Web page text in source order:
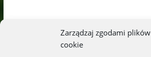
Zarządzaj zgodami plików
cookie